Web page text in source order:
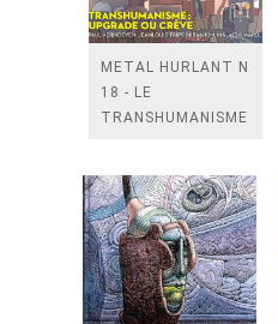
METAL HURLANT N
18 - LE
TRANSHUMANISME